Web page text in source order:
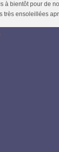
à bientôt pour de
très ensoleillées